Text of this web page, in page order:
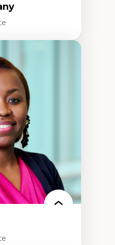
des théories de
du féminisme
sciences
STIM dans une
de care
des